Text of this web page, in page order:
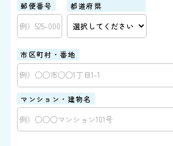
郵便番号 都道府県
市区町村・番地
マンション・建物名